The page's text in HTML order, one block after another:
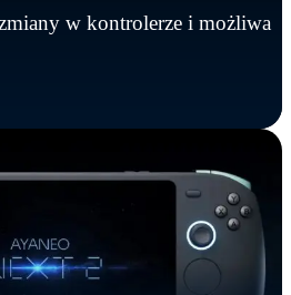
w kontrolerze i możliwa